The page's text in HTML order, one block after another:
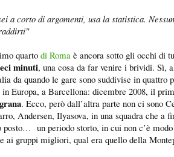
a corto di argomenti, usa la statistica.
quarto di Roma è ancora sotto gli occhi di
minuti, una cosa da far venire i brividi. Sì,
da quando le gare sono suddivise in quattro
in Europa, a Barcellona: dicembre 2008, il
. Ecco, però dall’altra parte non ci sono
Andersen, Ilyasova, in una squadra che a
posto… un periodo storto, in cui non c’è
ai gruppi migliori, qual era quello della